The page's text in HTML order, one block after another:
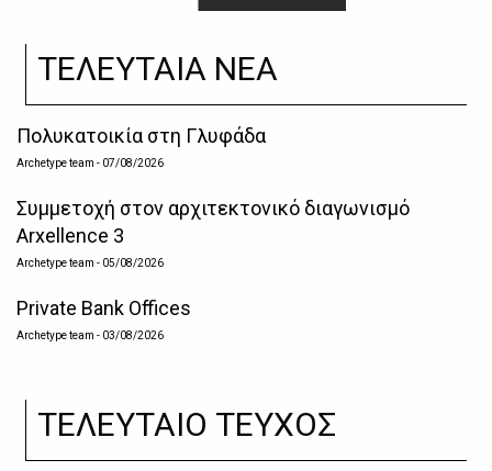
ΤΕΛΕΥΤΑΙΑ ΝΕΑ
Πολυκατοικία στη Γλυφάδα
Archetype team - 07/08/2026
Συμμετοχή στον αρχιτεκτονικό διαγωνισμό
Arxellence 3
Archetype team - 05/08/2026
Private Bank Offices
Archetype team - 03/08/2026
ΤΕΛΕΥΤΑΙΟ ΤΕΥΧΟΣ